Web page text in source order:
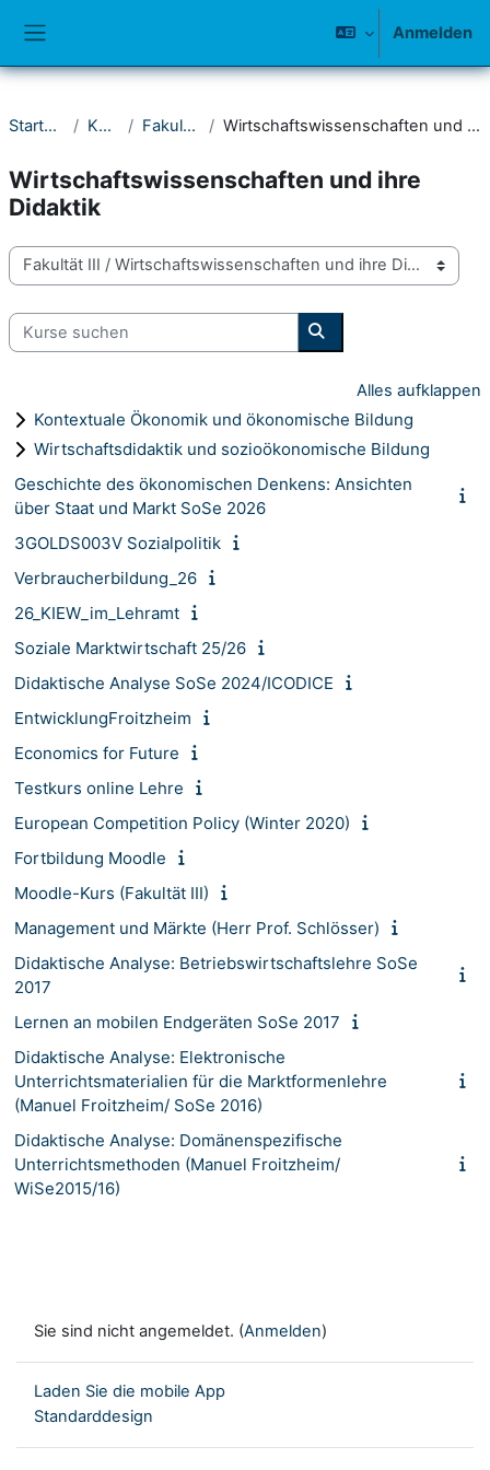
Anmelden
Startseite Kurse Fakultät III Wirtschaftswissenschaften und ihre Didaktik
Wirtschaftswissenschaften und ihre
Didaktik
Kursbereiche
Kurse suchen
Kurse suchen
Alles aufklappen
Kontextuale Ökonomik und ökonomische Bildung
Wirtschaftsdidaktik und sozioökonomische Bildung
Geschichte des ökonomischen Denkens: Ansichten
über Staat und Markt SoSe 2026
3GOLDS003V Sozialpolitik
Verbraucherbildung_26
26_KIEW_im_Lehramt
Soziale Marktwirtschaft 25/26
Didaktische Analyse SoSe 2024/ICODICE
EntwicklungFroitzheim
Economics for Future
Testkurs online Lehre
European Competition Policy (Winter 2020)
Fortbildung Moodle
Moodle-Kurs (Fakultät III)
Management und Märkte (Herr Prof. Schlösser)
Didaktische Analyse: Betriebswirtschaftslehre SoSe
2017
Lernen an mobilen Endgeräten SoSe 2017
Didaktische Analyse: Elektronische
Unterrichtsmaterialien für die Marktformenlehre
(Manuel Froitzheim/ SoSe 2016)
Didaktische Analyse: Domänenspezifische
Unterrichtsmethoden (Manuel Froitzheim/
WiSe2015/16)
Sie sind nicht angemeldet. (Anmelden)
Laden Sie die mobile App
Standarddesign